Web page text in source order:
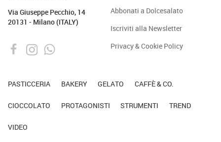
Via Giuseppe Pecchio, 14
20131 - Milano (ITALY)
Abbonati a Dolcesalato
Iscriviti alla Newsletter
Privacy & Cookie Policy
PASTICCERIA BAKERY GELATO CAFFÈ & CO.
CIOCCOLATO PROTAGONISTI STRUMENTI TREND
VIDEO